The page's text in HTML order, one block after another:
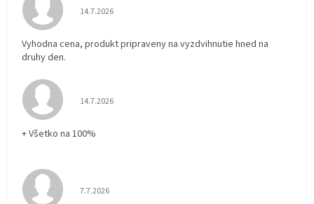
Hodnotenie obchodu je 5 z 5 hviezdičiek.
14.7.2026
Vyhodna cena, produkt pripraveny na vyzdvihnutie hned na
druhy den.
Hodnotenie obchodu je 5 z 5 hviezdičiek.
14.7.2026
+ Všetko na 100%
Hodnotenie obchodu je 5 z 5 hviezdičiek.
7.7.2026